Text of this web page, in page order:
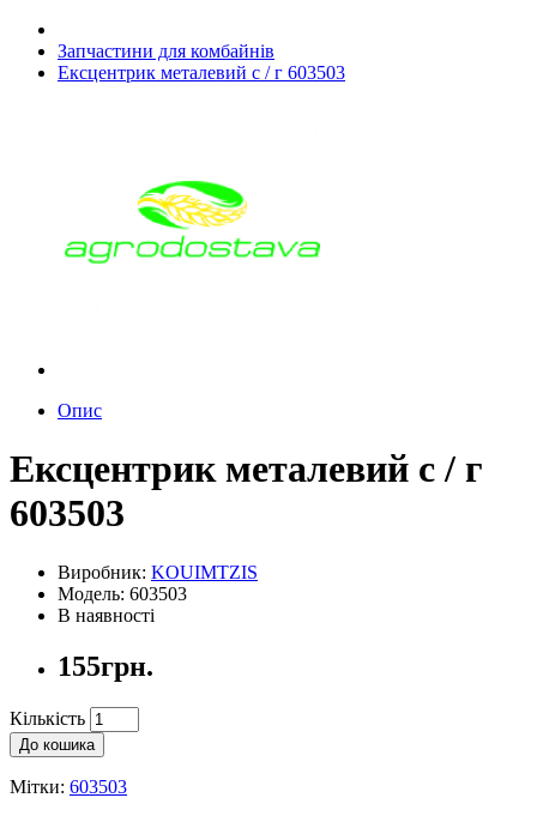
Запчастини для комбайнів
Ексцентрик металевий с / г 603503
Опис
Ексцентрик металевий с / г
603503
Виробник: KOUIMTZIS
Модель: 603503
В наявності
155грн.
Кількість
До кошика
Мітки: 603503